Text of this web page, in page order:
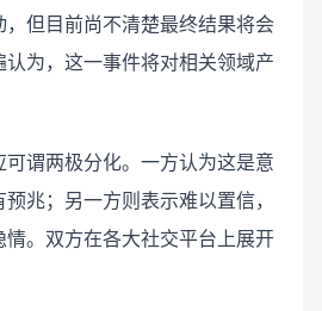
但目前尚不清楚最终结果将会
为，这一事件将对相关领域产
谓两极分化。一方认为这是意
兆；另一方则表示难以置信，
。双方在各大社交平台上展开